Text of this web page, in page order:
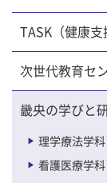
TASK（健康
次世代教育セ
畿央の学びと
理学療法学科
看護医療学科